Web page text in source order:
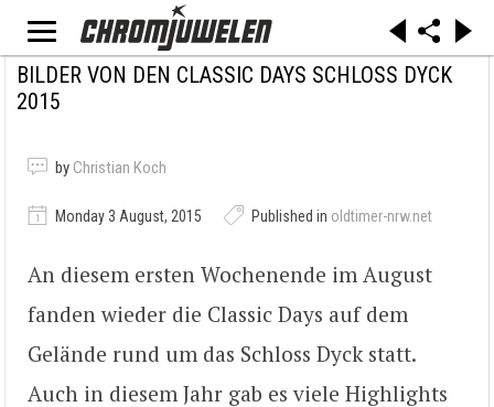
BILDER VON DEN CLASSIC DAYS SCHLOSS DYCK
2015
by Christian Koch
Monday 3 August, 2015 Published in oldtimer-nrw.net
An diesem ersten Wochenende im August
fanden wieder die Classic Days auf dem
Gelände rund um das Schloss Dyck statt.
Auch in diesem Jahr gab es viele Highlights